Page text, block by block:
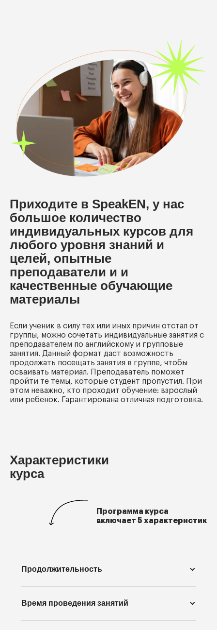
Приходите в SpeakEN, у нас
большое количество
индивидуальных курсов для
любого уровня знаний и
целей, опытные
преподаватели и и
качественные обучающие
материалы
Если ученик в силу тех или иных причин отстал от
группы, можно сочетать индивидуальные занятия с
преподавателем по английскому и групповые
занятия. Данный формат даст возможность
продолжать посещать занятия в группе, чтобы
осваивать материал. Преподаватель поможет
пройти те темы, которые студент пропустил. При
этом неважно, кто проходит обучение: взрослый
или ребенок. Гарантирована отличная подготовка.
Характеристики
курса
Программа курса
включает 5 характеристик
Продолжительность
Время проведения занятий